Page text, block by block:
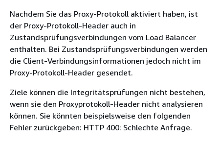
Nachdem Sie das Proxy-Protokoll aktiviert haben, ist
der Proxy-Protokoll-Header auch in
Zustandsprüfungsverbindungen vom Load Balancer
enthalten. Bei Zustandsprüfungsverbindungen werden
die Client-Verbindungsinformationen jedoch nicht im
Proxy-Protokoll-Header gesendet.
Ziele können die Integritätsprüfungen nicht bestehen,
wenn sie den Proxyprotokoll-Header nicht analysieren
können. Sie könnten beispielsweise den folgenden
Fehler zurückgeben: HTTP 400: Schlechte Anfrage.